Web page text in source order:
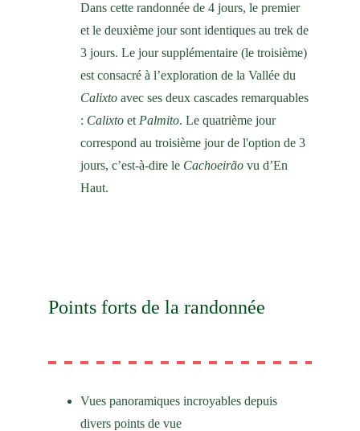
Points forts de la randonnée
Dans cette randonnée de 4 jours, le premier
et le deuxième jour sont identiques au trek de
3 jours. Le jour supplémentaire (le troisième)
est consacré à l’exploration de la Vallée du
Calixto avec ses deux cascades remarquables
: Calixto et Palmito. Le quatrième jour
correspond au troisième jour de l'option de 3
jours, c’est-à-dire le Cachoeirão vu d’En
Haut.
Vues panoramiques incroyables depuis
divers points de vue